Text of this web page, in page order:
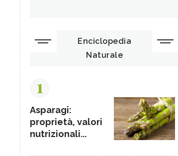
Enciclopedia
Naturale
1
Asparagi:
proprietà, valori
nutrizionali...